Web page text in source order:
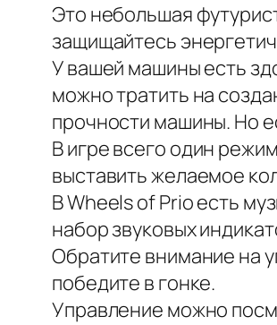
Это небольшая
защищайтесь
У вашей машины есть
можно тратить на
прочности машины. Но
В игре всего один
выставить желаемое
В Wheels of Prio есть
набор звуковых
Обратите внимание на
победите в гонке.
Управление можно